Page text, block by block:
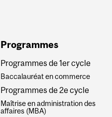
Programmes
Programmes de 1er cycle
Baccalauréat en commerce
Programmes de 2e cycle
Maîtrise en administration des
affaires (MBA)